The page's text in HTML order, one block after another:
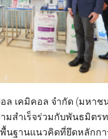
ล เคมิคอล จำกัด (มหา
สำเร็จร่วมกับพันธมิตร
พื้นฐานแนวคิดที่ยึดหลัก